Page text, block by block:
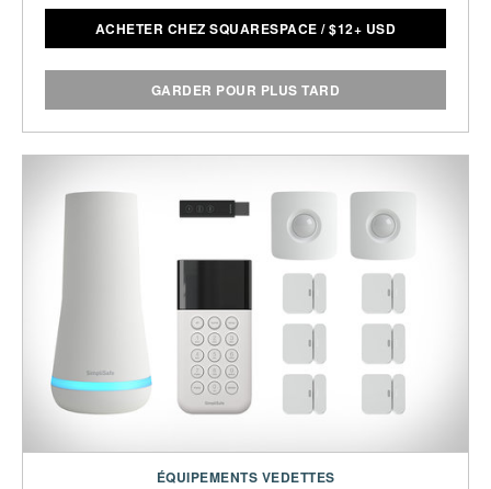
ACHETER CHEZ SQUARESPACE /$12+ USD
GARDER POUR PLUS TARD
ÉQUIPEMENTS VEDETTES